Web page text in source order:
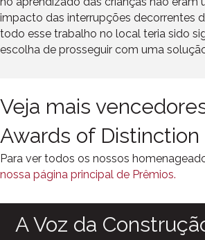
impacto das interrupções decorrentes
todo esse trabalho no local teria sido
escolha de prosseguir com uma
Veja mais
Awards of Distinction
Para ver todos os nossos
nossa página principal de Prêmios.
A Voz da